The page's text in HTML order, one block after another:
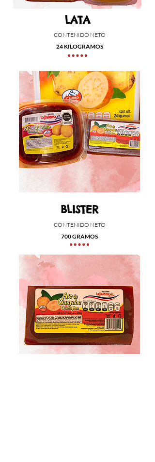
BLISTER
CONTENIDO NETO
700 GRAMOS
LATA
CONTENIDO NETO
24 KILOGRAMOS